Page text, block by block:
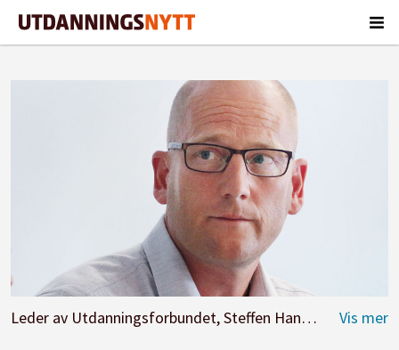
Leder av Utdanningsforbundet, Steffen Handal, mener sentrale myndigheter må rydde opp i hvordan kapittel 9 i opplæringsloven praktiseres. Foto: Jørgen Jelstad.